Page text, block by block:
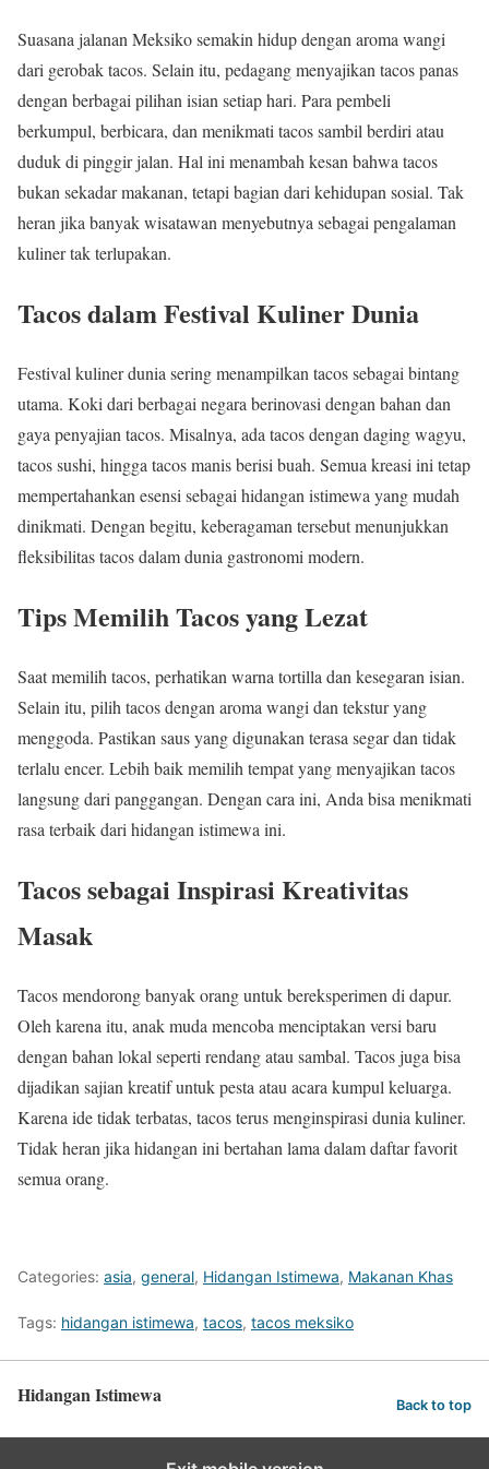
Suasana jalanan Meksiko semakin hidup dengan aroma wangi
dari gerobak tacos. Selain itu, pedagang menyajikan tacos panas
dengan berbagai pilihan isian setiap hari. Para pembeli
berkumpul, berbicara, dan menikmati tacos sambil berdiri atau
duduk di pinggir jalan. Hal ini menambah kesan bahwa tacos
bukan sekadar makanan, tetapi bagian dari kehidupan sosial. Tak
heran jika banyak wisatawan menyebutnya sebagai pengalaman
kuliner tak terlupakan.
Tacos dalam Festival Kuliner Dunia
Festival kuliner dunia sering menampilkan tacos sebagai bintang
utama. Koki dari berbagai negara berinovasi dengan bahan dan
gaya penyajian tacos. Misalnya, ada tacos dengan daging wagyu,
tacos sushi, hingga tacos manis berisi buah. Semua kreasi ini tetap
mempertahankan esensi sebagai hidangan istimewa yang mudah
dinikmati. Dengan begitu, keberagaman tersebut menunjukkan
fleksibilitas tacos dalam dunia gastronomi modern.
Tips Memilih Tacos yang Lezat
Saat memilih tacos, perhatikan warna tortilla dan kesegaran isian.
Selain itu, pilih tacos dengan aroma wangi dan tekstur yang
menggoda. Pastikan saus yang digunakan terasa segar dan tidak
terlalu encer. Lebih baik memilih tempat yang menyajikan tacos
langsung dari panggangan. Dengan cara ini, Anda bisa menikmati
rasa terbaik dari hidangan istimewa ini.
Tacos sebagai Inspirasi Kreativitas
Masak
Tacos mendorong banyak orang untuk bereksperimen di dapur.
Oleh karena itu, anak muda mencoba menciptakan versi baru
dengan bahan lokal seperti rendang atau sambal. Tacos juga bisa
dijadikan sajian kreatif untuk pesta atau acara kumpul keluarga.
Karena ide tidak terbatas, tacos terus menginspirasi dunia kuliner.
Tidak heran jika hidangan ini bertahan lama dalam daftar favorit
semua orang.
Categories: asia, general, Hidangan Istimewa, Makanan Khas
Tags: hidangan istimewa, tacos, tacos meksiko
Hidangan Istimewa Back to top